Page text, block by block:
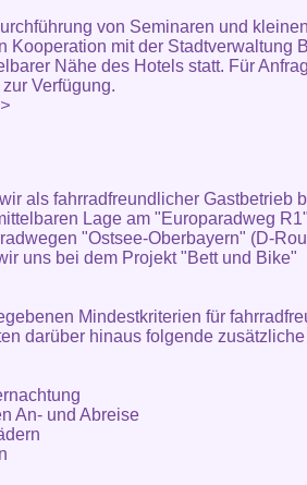
von Seminaren und
Kooperation mit der Stadtverwaltung
Nähe des Hotels statt. Für
Verfügung.
als fahrradfreundlicher Gastbetrieb
Lage am "Europaradweg
"Ostsee-Oberbayern" (D-
uns bei dem Projekt "Bett und Bike"
Mindestkriterien für
darüber hinaus folgende zusätzliche
An- und Abreise